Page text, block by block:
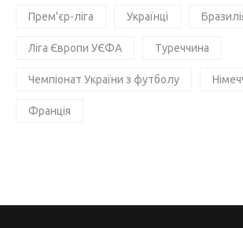
Прем'єр-ліга Українці
Ліга Європи УЄФА Туреччина
Чемпіонат України з футболу
Франція